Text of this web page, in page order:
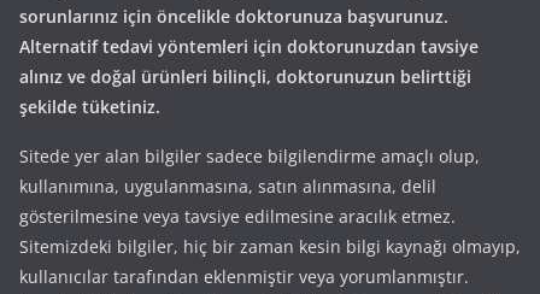
sorunlarınız için öncelikle doktorunuza başvurunuz.
Alternatif tedavi yöntemleri için doktorunuzdan tavsiye
alınız ve doğal ürünleri bilinçli, doktorunuzun belirttiği
şekilde tüketiniz.
Sitede yer alan bilgiler sadece bilgilendirme amaçlı olup,
kullanımına, uygulanmasına, satın alınmasına, delil
gösterilmesine veya tavsiye edilmesine aracılık etmez.
Sitemizdeki bilgiler, hiç bir zaman kesin bilgi kaynağı olmayıp,
kullanıcılar tarafından eklenmiştir veya yorumlanmıştır.